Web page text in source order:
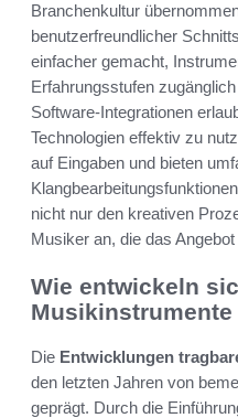
Branchenkultur
benutzerfreundlicher
einfacher gemacht,
Erfahrungsstufen
Software-Integrationen
Technologien effektiv zu
auf Eingaben und bieten
nicht nur den kreativen
Musiker an, die das
Wie entwickeln
Musikinstrumente
Die Entwicklungen
den letzten Jahren von
geprägt. Durch die